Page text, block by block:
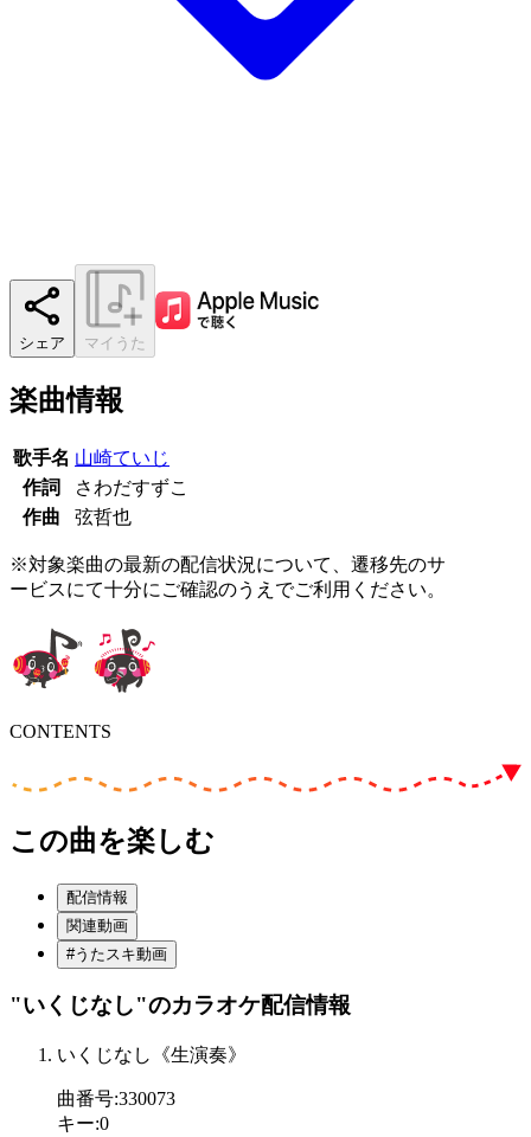
シェア マイうた
楽曲情報
歌手名 山崎ていじ
作詞
さわだすずこ
作曲
弦哲也
※対象楽曲の最新の配信状況について、遷移先のサ
ービスにて十分にご確認のうえでご利用ください。
CONTENTS
この曲を楽しむ
配信情報
関連動画
#うたスキ動画
"いくじなし"のカラオケ配信情報
いくじなし《生演奏》
曲番号:330073
キー:0